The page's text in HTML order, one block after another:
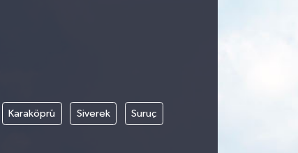
Karaköprü Siverek Suruç